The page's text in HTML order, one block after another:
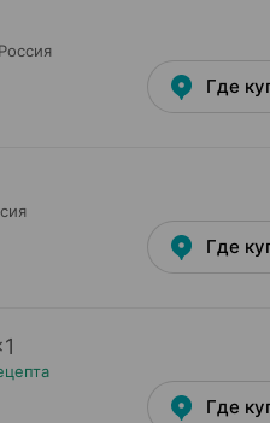
Россия
Где
Где
1
Где